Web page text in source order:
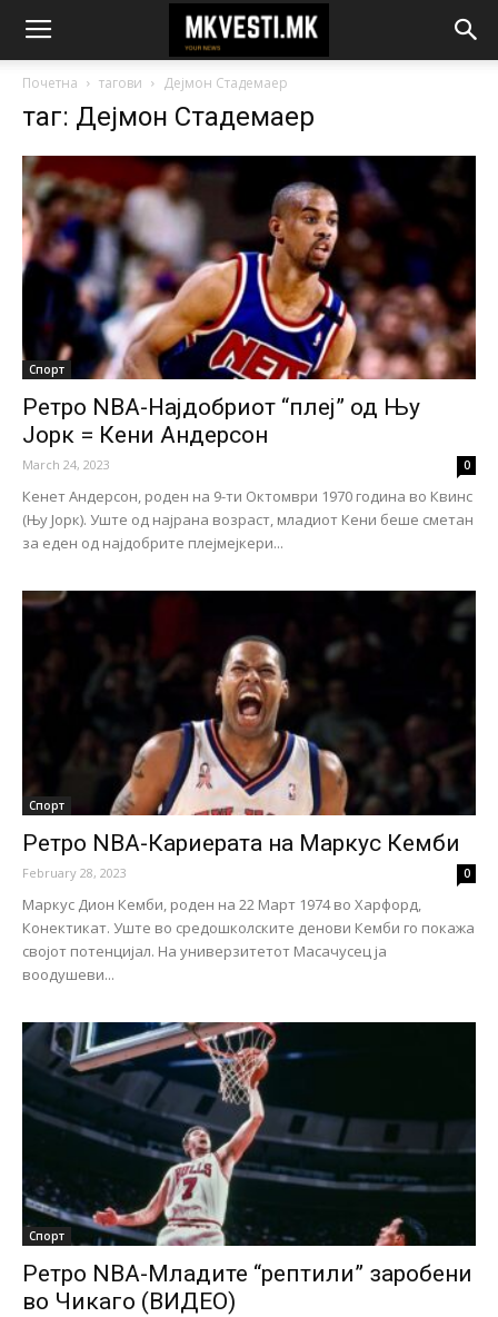
Почетна тагови Дејмон Стадемаер
таг: Дејмон Стадемаер
Спорт
Ретро NBA-Најдобриот “плеј” од Њу
Јорк = Кени Андерсон
March 24, 2023 0
Кенет Андерсон, роден на 9-ти Октомври 1970 година во Квинс
(Њу Јорк). Уште од најрана возраст, младиот Кени беше сметан
за еден од најдобрите плејмејкери...
Спорт
Ретро NBA-Кариерата на Маркус Кемби
February 28, 2023 0
Маркус Дион Кемби, роден на 22 Март 1974 во Харфорд,
Конектикат. Уште во средошколските денови Кемби го покажа
својот потенцијал. На универзитетот Масачусец ја
воодушеви...
Спорт
Ретро NBA-Младите “рептили” заробени
во Чикаго (ВИДЕО)